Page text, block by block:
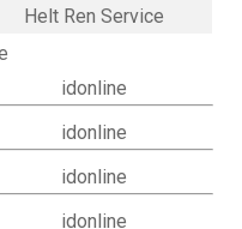
Helt Ren Service
idonline
idonline
idonline
idonline